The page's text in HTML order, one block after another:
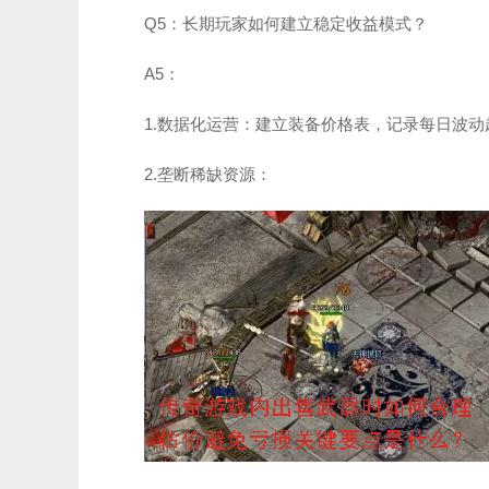
Q5：长期玩家如何建立稳定收益模式？
A5：
1.数据化运营：建立装备价格表，记录每日波动
2.垄断稀缺资源：